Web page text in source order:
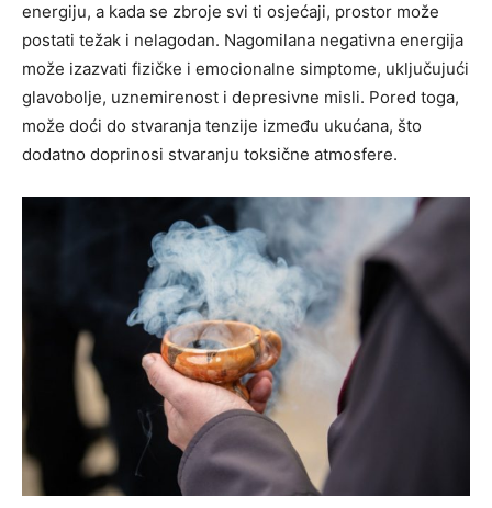
energiju, a kada se zbroje svi ti osjećaji, prostor može
postati težak i nelagodan. Nagomilana negativna energija
može izazvati fizičke i emocionalne simptome, uključujući
glavobolje, uznemirenost i depresivne misli. Pored toga,
može doći do stvaranja tenzije između ukućana, što
dodatno doprinosi stvaranju toksične atmosfere.